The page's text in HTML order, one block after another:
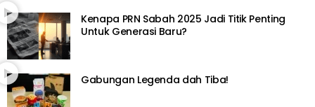
Kenapa PRN Sabah 2025 Jadi Titik Penting
Untuk Generasi Baru?
Gabungan Legenda dah Tiba!